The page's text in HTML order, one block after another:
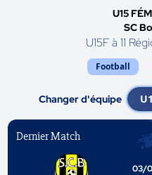
U15
SC
U15F à 11
Football
Changer d'équipe
Dernier Match
03/